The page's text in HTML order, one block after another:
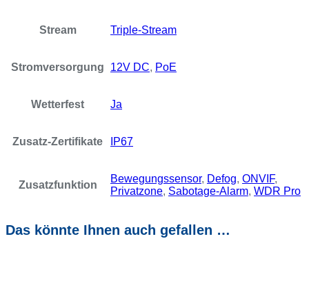
Stream Triple-Stream
Stromversorgung 12V DC, PoE
Wetterfest Ja
Zusatz-Zertifikate IP67
Zusatzfunktion
Bewegungssensor, Defog, ONVIF,
Privatzone, Sabotage-Alarm, WDR Pro
Das könnte Ihnen auch gefallen …